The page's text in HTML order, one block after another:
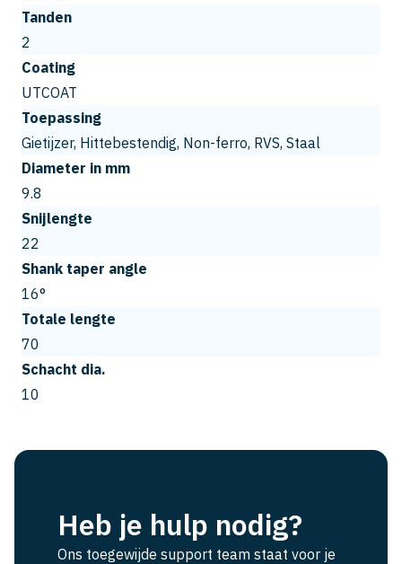
Tanden
2
Coating
UTCOAT
Toepassing
Gietijzer, Hittebestendig, Non-ferro, RVS, Staal
Diameter in mm
9.8
Snijlengte
22
Shank taper angle
16°
Totale lengte
70
Schacht dia.
10
Heb je hulp nodig?
Ons toegewijde support team staat voor je